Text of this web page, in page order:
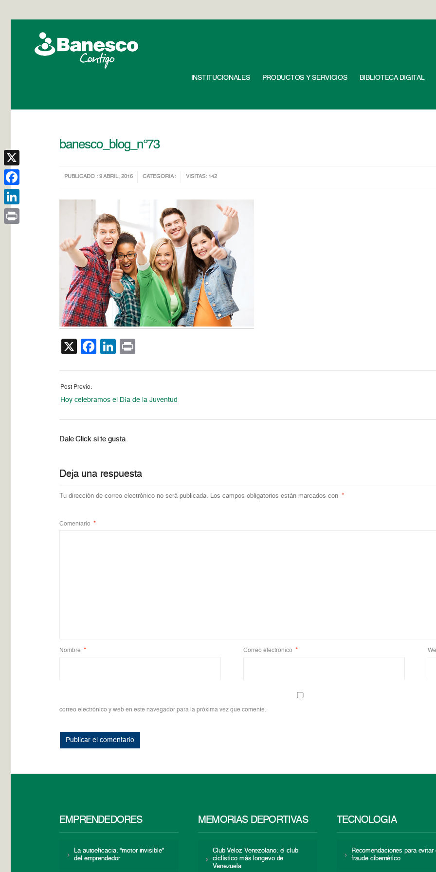
INSTITUCIONALES PRODUCTOS Y SERVICIOS BIBLIOTECA DIGITAL
banesco_blog_n°73
PUBLICADO : 9 ABRIL, 2016 CATEGORIA : VISITAS: 142
X Facebook
LinkedIn
Post Previo:
Hoy celebramos el Día de la Juventud
Dale Click si te gusta
Deja una respuesta
Tu dirección de correo electrónico no será publicada. Los campos obligatorios están marcados con *
Comentario *
Nombre * Correo electrónico *
correo electrónico y web en este navegador para la próxima vez que comente.
EMPRENDEDORES
La autoeficacia: “motor invisible”
del emprendedor
MEMORIAS DEPORTIVAS
Club Veloz Venezolano: el club
ciclístico más longevo de
Venezuela
TECNOLOGÍA
Recomendaciones para evitar
fraude cibernético
X
Facebook
LinkedIn